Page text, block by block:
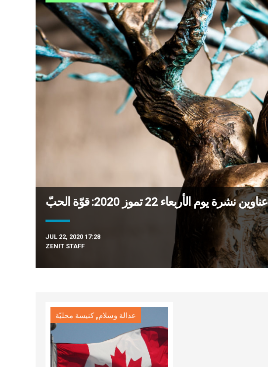
عناوين نشرة يوم الأربعاء 22 تموز 2020: قوّة الحبّ
JUL 22, 2020 17:28
ZENIT STAFF
عدالة وسلام,كنيسة محليّة